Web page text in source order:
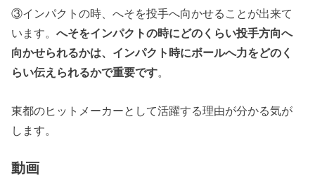
③インパクトの時、へそを投手へ向かせることが出来て
います。へそをインパクトの時にどのくらい投手方向へ
向かせられるかは、インパクト時にボールへ力をどのく
らい伝えられるかで重要です。
東都のヒットメーカーとして活躍する理由が分かる気が
します。
動画